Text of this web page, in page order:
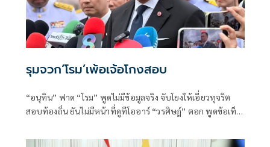
รุมจวก‘โรม’เพ้อเจ้อโกงสอบ
“อนุทิน” ฟาด “โรม” พูดไม่มีข้อมูลจริง จับโยงให้เอี่ยวทุจริต
สอบท้องถิ่น ยันไม่มีหน้าที่ดูทีโออาร์ “วรศิษฎ์” ตอก พูดข้อเท็จ